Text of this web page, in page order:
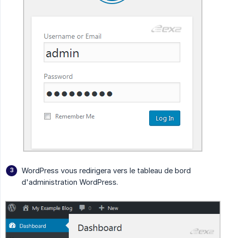
WordPress vous redirigera vers le tableau de bord
d'administration WordPress.